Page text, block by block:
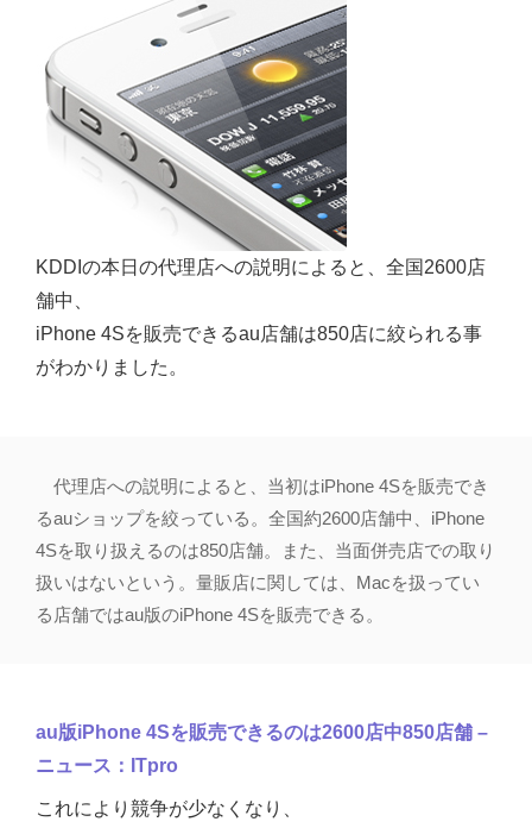
KDDIの本日の代理店への説明によると、全国2600店
舗中、
iPhone 4Sを販売できるau店舗は850店に絞られる事
がわかりました。
代理店への説明によると、当初はiPhone 4Sを販売でき
るauショップを絞っている。全国約2600店舗中、iPhone
4Sを取り扱えるのは850店舗。また、当面併売店での取り
扱いはないという。量販店に関しては、Macを扱ってい
る店舗ではau版のiPhone 4Sを販売できる。
au版iPhone 4Sを販売できるのは2600店中850店舗 –
ニュース：ITpro
これにより競争が少なくなり、